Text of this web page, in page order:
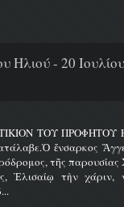
Ηλιού - 20 Ιουλίου
ΤΟΥ ΠΡΟΦΗΤΟΥ
ἔνσαρκος
τῆς παρουσίας
Ἐλισαίῳ τὴν χάριν,